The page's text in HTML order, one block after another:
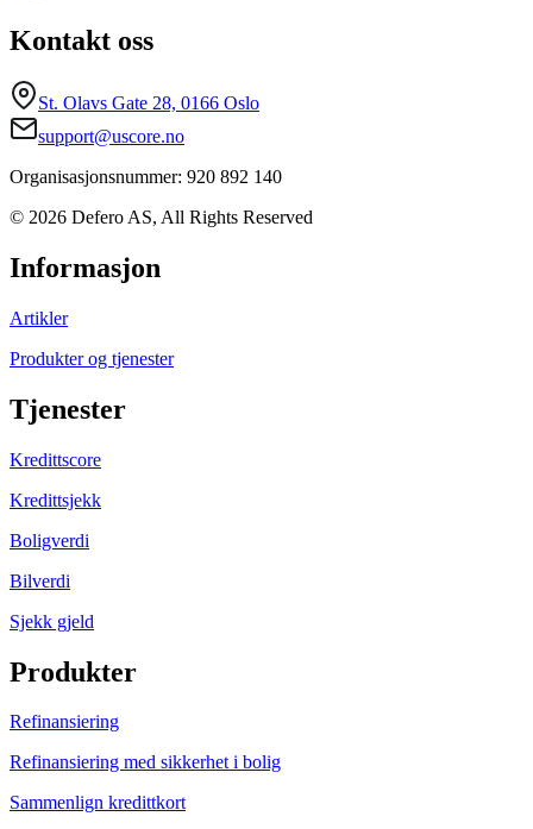
Kontakt oss
St. Olavs Gate 28, 0166 Oslo
support@uscore.no
Organisasjonsnummer: 920 892 140
© 2026 Defero AS, All Rights Reserved
Informasjon
Artikler
Produkter og tjenester
Tjenester
Kredittscore
Kredittsjekk
Boligverdi
Bilverdi
Sjekk gjeld
Produkter
Refinansiering
Refinansiering med sikkerhet i bolig
Sammenlign kredittkort